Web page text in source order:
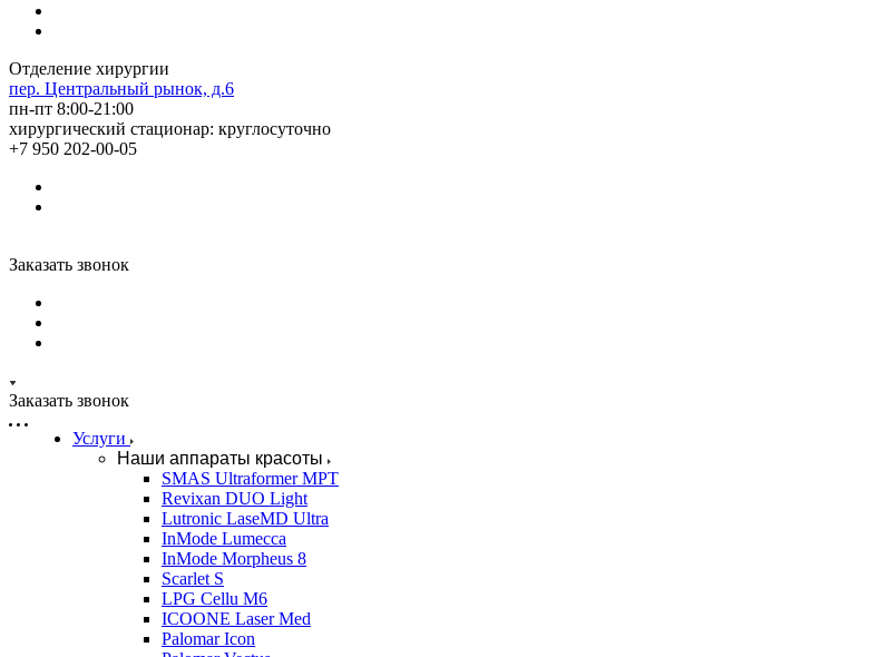
Отделение хирургии
пер. Центральный рынок, д.6
пн-пт 8:00-21:00
хирургический стационар: круглосуточно
+7 950 202-00-05
Заказать звонок
Заказать звонок
Услуги
Наши аппараты красоты
SMAS Ultraformer MPT
Revixan DUO Light
Lutronic LaseMD Ultra
InMode Lumecca
InMode Morpheus 8
Scarlet S
LPG Cellu M6
ICOONE Laser Med
Palomar Icon